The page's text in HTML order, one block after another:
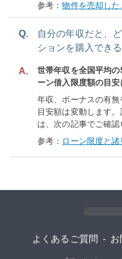
参考：物件を売却した
Q.
自分の年収だと、
ションを購入できる
A.
世帯年収を全国平均
ーン借入限度額の目安
年収、ボーナスの有
目安額は変動します
は、次の記事でご確認
参考： ローン限度と
よくあるご質問 - お